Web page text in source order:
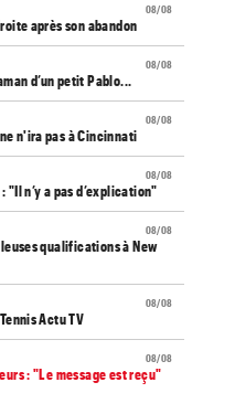
08/08
après son abandon
08/08
d’un petit Pablo...
08/08
n'ira pas à Cincinnati
08/08
"Il n’y a pas d’explication"
08/08
qualifications à New
08/08
Actu TV
08/08
: "Le message est reçu"